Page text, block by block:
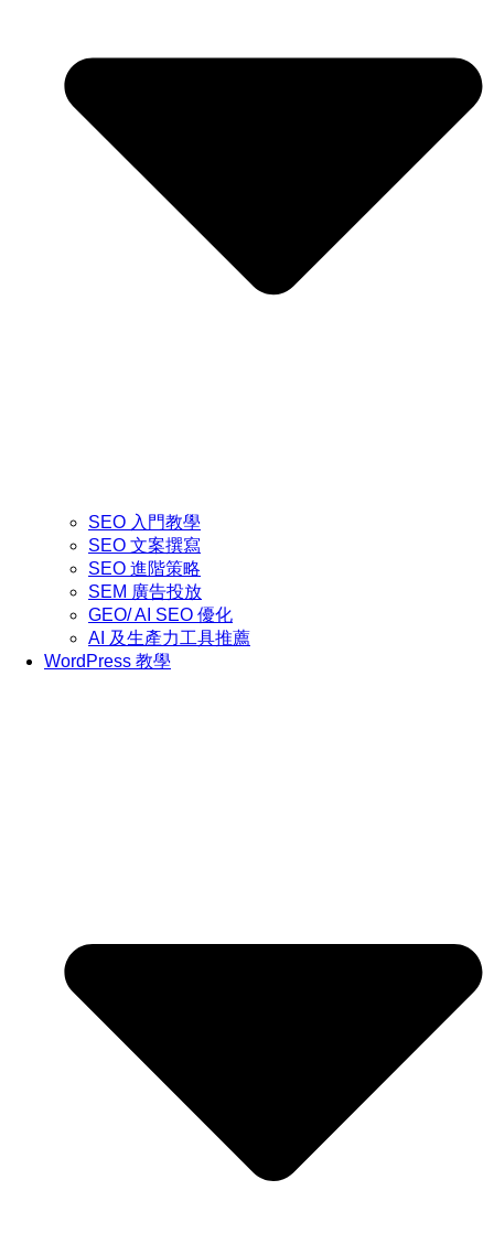
SEO 入門教學
SEO 文案撰寫
SEO 進階策略
SEM 廣告投放
GEO/ AI SEO 優化
AI 及生產力工具推薦
WordPress 教學